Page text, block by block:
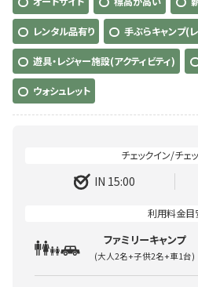
レンタル品有り 手ぶらキャンプ(
遊具・レジャー施設(アクティビティ)
ウォシュレット
IN 15:00
ファミリーキャンプ
(大人2名+子供2名+車1台)